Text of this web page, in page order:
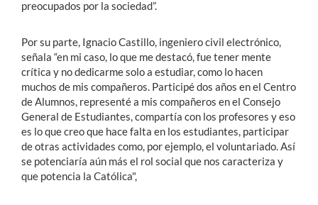
preocupados por la sociedad”.
Por su parte, Ignacio Castillo, ingeniero civil electrónico,
señala “en mi caso, lo que me destacó, fue tener mente
crítica y no dedicarme solo a estudiar, como lo hacen
muchos de mis compañeros. Participé dos años en el Centro
de Alumnos, representé a mis compañeros en el Consejo
General de Estudiantes, compartía con los profesores y eso
es lo que creo que hace falta en los estudiantes, participar
de otras actividades como, por ejemplo, el voluntariado. Así
se potenciaría aún más el rol social que nos caracteriza y
que potencia la Católica",